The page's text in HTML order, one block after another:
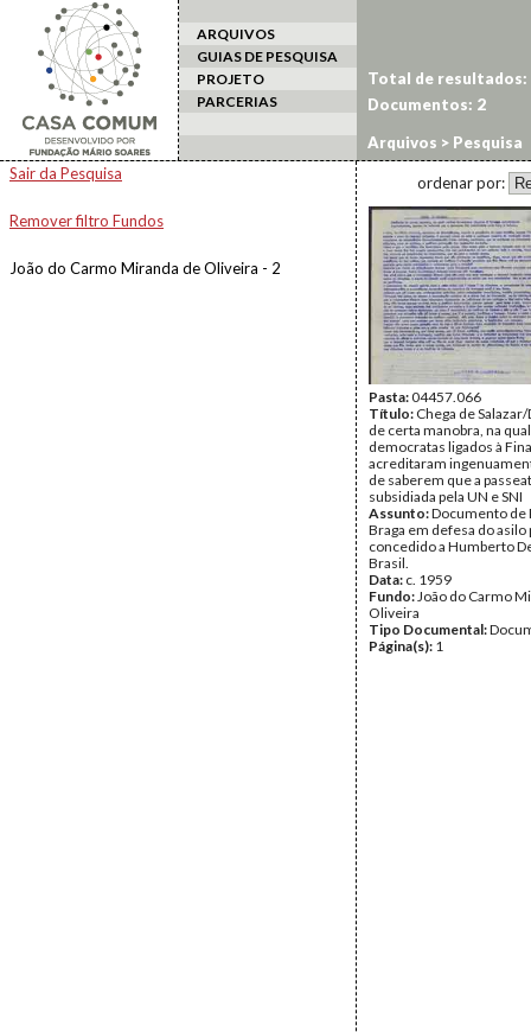
ARQUIVOS
GUIAS DE PESQUISA
PROJETO
PARCERIAS
Arquivos > Pesquisa
Sair da Pesquisa
Remover filtro Fundos
João do Carmo Miranda de Oliveira - 2
Total de resultados:
Documentos: 2
ordenar por:
Pasta:04457.066
Título: Chega de
de certa manobra, na
democratas ligados à
acreditaram
de saberem que a
subsidiada pela UN e SNI
Assunto:Documento de
Braga em defesa do asilo
concedido a Humberto
Brasil.
Data: c. 1959
Fundo:João do Carmo
Oliveira
Tipo Documental:
Página(s): 1